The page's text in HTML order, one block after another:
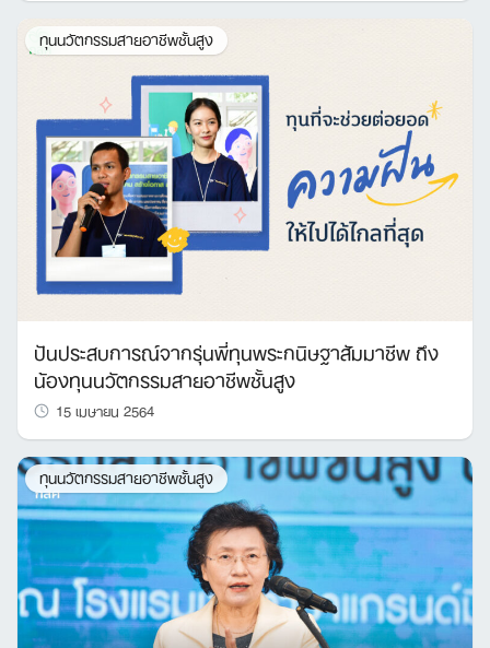
ทุนนวัตกรรมสายอาชีพชั้นสูง
ปันประสบการณ์จากรุ่นพี่ทุนพระกนิษฐาสัมมาชีพ ถึง
น้องทุนนวัตกรรมสายอาชีพชั้นสูง
15 เมษายน 2564
ทุนนวัตกรรมสายอาชีพชั้นสูง